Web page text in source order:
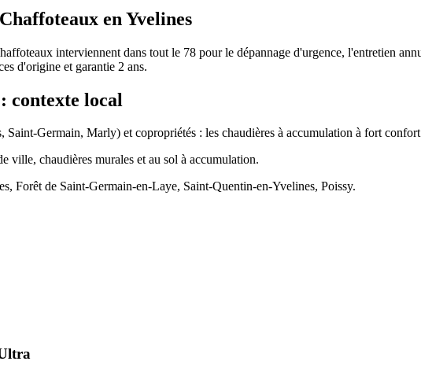
en Yvelines
interviennent dans tout le 78 pour le dépannage d'urgence, l'entretien
d'origine et garantie 2 ans.
contexte local
Saint-Germain, Marly) et copropriétés : les chaudières à accumulation à fort
ville, chaudières murales et au sol à accumulation.
Forêt de Saint-Germain-en-Laye, Saint-Quentin-en-Yvelines, Poissy.